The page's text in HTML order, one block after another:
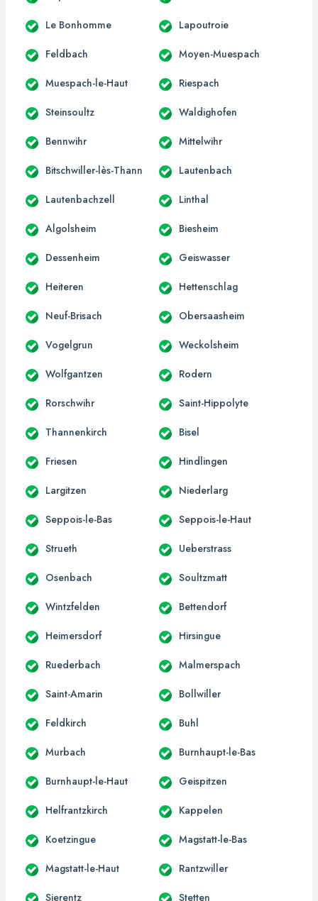
Le Bonhomme Lapoutroie
Feldbach Moyen-Muespach
Muespach-le-Haut Riespach
Steinsoultz Waldighofen
Bennwihr Mittelwihr
Bitschwiller-lès-Thann Lautenbach
Lautenbachzell Linthal
Algolsheim Biesheim
Dessenheim Geiswasser
Heiteren Hettenschlag
Neuf-Brisach Obersaasheim
Vogelgrun Weckolsheim
Wolfgantzen Rodern
Rorschwihr Saint-Hippolyte
Thannenkirch Bisel
Friesen Hindlingen
Largitzen Niederlarg
Seppois-le-Bas Seppois-le-Haut
Strueth Ueberstrass
Osenbach Soultzmatt
Wintzfelden Bettendorf
Heimersdorf Hirsingue
Ruederbach Malmerspach
Saint-Amarin Bollwiller
Feldkirch Buhl
Murbach Burnhaupt-le-Bas
Burnhaupt-le-Haut Geispitzen
Helfrantzkirch Kappelen
Koetzingue Magstatt-le-Bas
Magstatt-le-Haut Rantzwiller
Sierentz Stetten